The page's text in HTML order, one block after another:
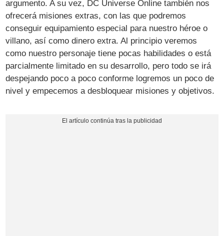
argumento. A su vez, DC Universe Online también nos
ofrecerá misiones extras, con las que podremos
conseguir equipamiento especial para nuestro héroe o
villano, así como dinero extra. Al principio veremos
como nuestro personaje tiene pocas habilidades o está
parcialmente limitado en su desarrollo, pero todo se irá
despejando poco a poco conforme logremos un poco de
nivel y empecemos a desbloquear misiones y objetivos.